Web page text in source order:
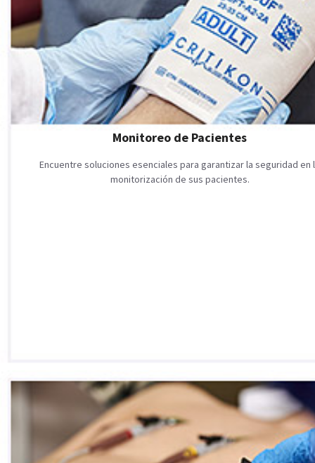
Monitoreo de Pacientes
Encuentre soluciones esenciales para garantizar la seguridad en
monitorización de sus pacientes.